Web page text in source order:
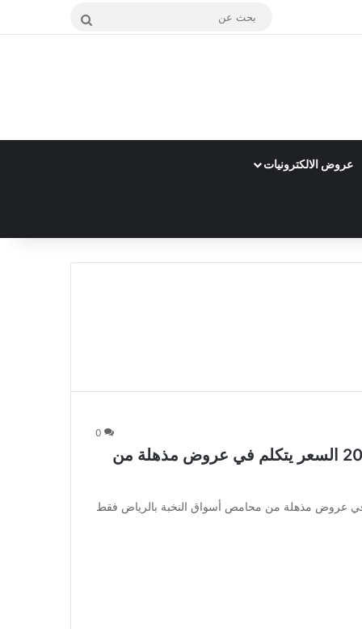
بحث
عروض الالكترونيات
0
عروض الثلاجة العالمية اليوم 5 مارس 2020 السعر يتكلم في عروض مذهلة من
اليوم 5 مارس 2020 السعر يتكلم في عروض مذهلة من محامص أسواق النخبة بالرياض فقط